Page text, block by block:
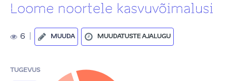
Loome noortele kasvuvõimalusi
6 MUUDA MUUDATUSTE AJALUGU
TUGEVUS